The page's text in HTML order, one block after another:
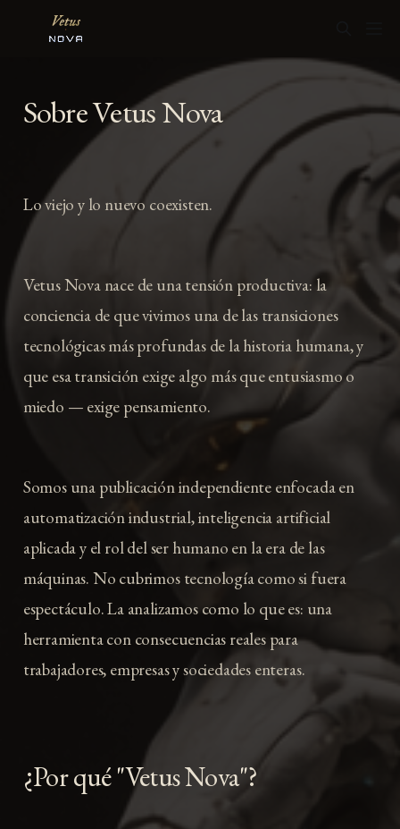
Sobre Vetus Nova
Lo viejo y lo nuevo coexisten.
Vetus Nova nace de una tensión productiva: la
conciencia de que vivimos una de las transiciones
tecnológicas más profundas de la historia humana, y
que esa transición exige algo más que entusiasmo o
miedo — exige pensamiento.
Somos una publicación independiente enfocada en
automatización industrial, inteligencia artificial
aplicada y el rol del ser humano en la era de las
máquinas. No cubrimos tecnología como si fuera
espectáculo. La analizamos como lo que es: una
herramienta con consecuencias reales para
trabajadores, empresas y sociedades enteras.
¿Por qué "Vetus Nova"?